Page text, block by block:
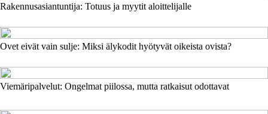
Rakennusasiantuntija: Totuus ja myytit aloittelijalle
Ovet eivät vain sulje: Miksi älykodit hyötyvät oikeista ovista?
Viemäripalvelut: Ongelmat piilossa, mutta ratkaisut odottavat